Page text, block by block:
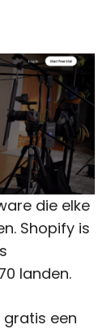
die elke
Shopify is
landen.
een